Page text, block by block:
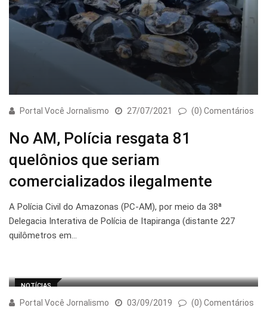
Portal Você Jornalismo 27/07/2021 (0) Comentários
No AM, Polícia resgata 81
quelônios que seriam
comercializados ilegalmente
A Polícia Civil do Amazonas (PC-AM), por meio da 38ª
Delegacia Interativa de Polícia de Itapiranga (distante 227
quilômetros em…
NOTÍCIAS
Portal Você Jornalismo 03/09/2019 (0) Comentários